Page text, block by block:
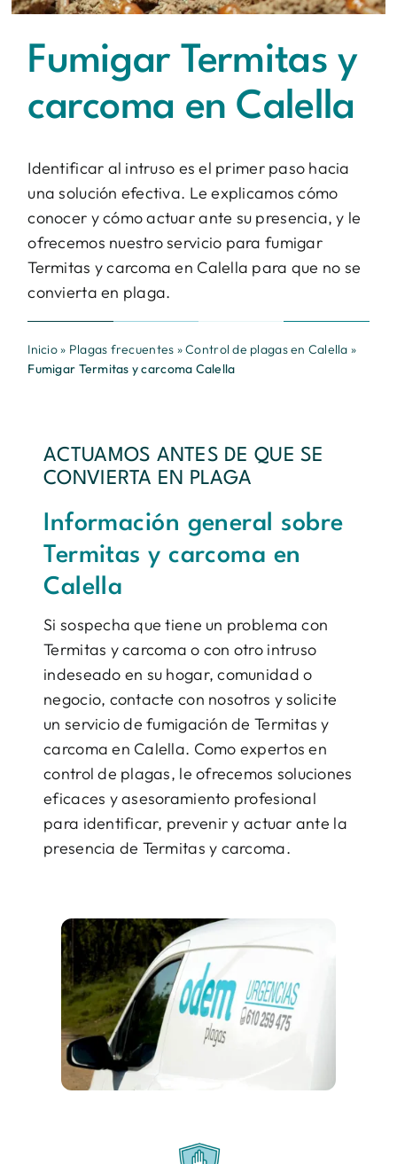
Contacto
BUSCAR:
Fumigar Termitas y
carcoma en Calella
Identificar al intruso es el primer paso hacia
una solución efectiva. Le explicamos cómo
conocer y cómo actuar ante su presencia, y le
ofrecemos nuestro servicio para fumigar
Termitas y carcoma en Calella para que no se
convierta en plaga.
Inicio» Plagas frecuentes »Control de plagas en Calella »
Fumigar Termitas y carcoma Calella
ACTUAMOS ANTES DE QUE SE
CONVIERTA EN PLAGA
Información general sobre
Termitas y carcoma en
Calella
Si sospecha que tiene un problema con
Termitas y carcoma o con otro intruso
indeseado en su hogar, comunidad o
negocio, contacte con nosotros y solicite
un servicio de fumigación de Termitas y
carcoma en Calella. Como expertos en
control de plagas, le ofrecemos soluciones
eficaces y asesoramiento profesional
para identificar, prevenir y actuar ante la
presencia de Termitas y carcoma.